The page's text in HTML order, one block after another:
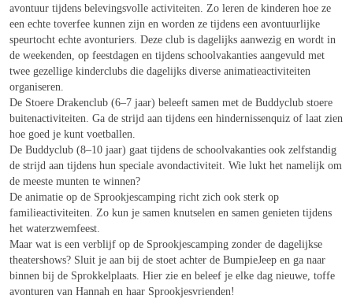
avontuur tijdens belevingsvolle activiteiten. Zo leren de kinderen hoe ze
een echte toverfee kunnen zijn en worden ze tijdens een avontuurlijke
speurtocht echte avonturiers. Deze club is dagelijks aanwezig en wordt in
de weekenden, op feestdagen en tijdens schoolvakanties aangevuld met
twee gezellige kinderclubs die dagelijks diverse animatieactiviteiten
organiseren.
De Stoere Drakenclub (6–7 jaar) beleeft samen met de Buddyclub stoere
buitenactiviteiten. Ga de strijd aan tijdens een hindernissenquiz of laat zien
hoe goed je kunt voetballen.
De Buddyclub (8–10 jaar) gaat tijdens de schoolvakanties ook zelfstandig
de strijd aan tijdens hun speciale avondactiviteit. Wie lukt het namelijk om
de meeste munten te winnen?
De animatie op de Sprookjescamping richt zich ook sterk op
familieactiviteiten. Zo kun je samen knutselen en samen genieten tijdens
het waterzwemfeest.
Maar wat is een verblijf op de Sprookjescamping zonder de dagelijkse
theatershows? Sluit je aan bij de stoet achter de BumpieJeep en ga naar
binnen bij de Sprokkelplaats. Hier zie en beleef je elke dag nieuwe, toffe
avonturen van Hannah en haar Sprookjesvrienden!